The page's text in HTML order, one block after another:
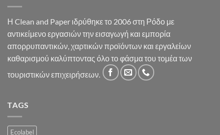
Η Clean and Paper ιδρύθηκε το 2006 στη Ρόδο με
αντικείμενο εργασιών την εισαγωγή και εμπορία
απορρυπαντικών, χαρτικών προϊόντων και εργαλείων
καθαρισμού καλύπτοντας όλο το φάσμα του τομέα των
τουριστικών επιχειρήσεων.
TAGS
Ecolabel